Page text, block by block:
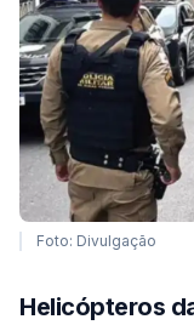
Foto: Divulgação
Helicópteros